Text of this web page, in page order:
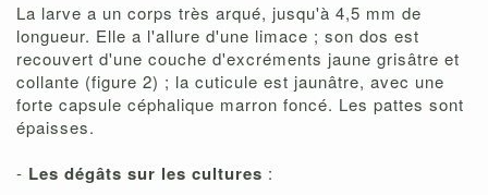
La larve a un corps très arqué, jusqu'à 4,5 mm de
longueur. Elle a l'allure d'une limace ; son dos est
recouvert d'une couche d'excréments jaune grisâtre et
collante (figure 2) ; la cuticule est jaunâtre, avec une
forte capsule céphalique marron foncé. Les pattes sont
épaisses.
- Les dégâts sur les cultures :